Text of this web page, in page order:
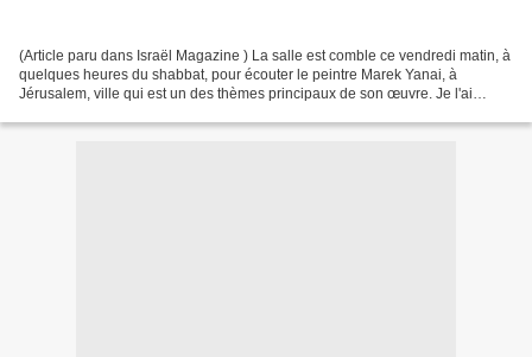
(Article paru dans Israël Magazine ) La salle est comble ce vendredi matin, à
quelques heures du shabbat, pour écouter le peintre Marek Yanai, à
Jérusalem, ville qui est un des thèmes principaux de son œuvre. Je l'ai